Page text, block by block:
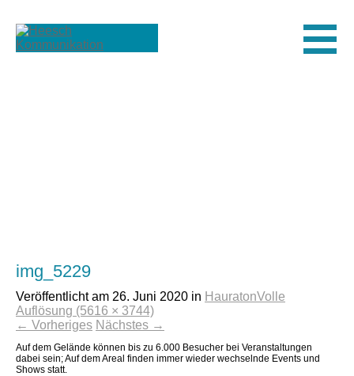
img_5229
Veröffentlicht am 26. Juni 2020 in HauratonVolle
Auflösung (5616 × 3744)
← Vorheriges Nächstes →
Auf dem Gelände können bis zu 6.000 Besucher bei Veranstaltungen
dabei sein; Auf dem Areal finden immer wieder wechselnde Events und
Shows statt.